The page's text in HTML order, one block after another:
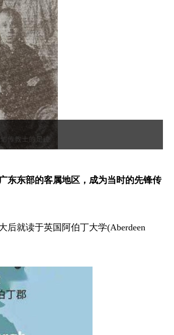
东东部的客属地区，成为当时的先锋传
后就读于英国阿伯丁大学(Aberdeen